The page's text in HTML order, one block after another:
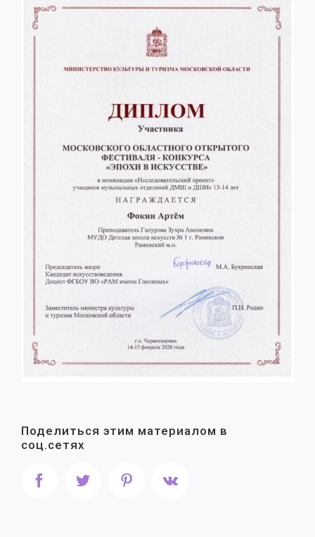
Поделиться этим материалом в
соц.сетях
FacebookTwitter PinterestVk